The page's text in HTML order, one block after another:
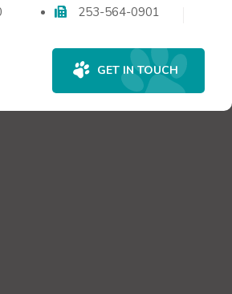
253-564-0901
GET IN TOUCH